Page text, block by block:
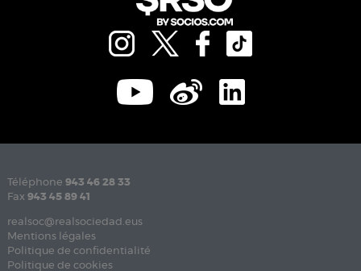
Téléphone 943 46 28 33
Fax 943 45 89 41
realsoc@realsociedad.eus
Mentions légales
Politique de confidentialité
Politique de cookies